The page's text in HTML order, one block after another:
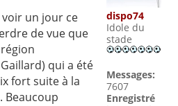
un jour ce
de vue que
qui a été
fort suite à la
Beaucoup
dispo74
Idole du
stade
Messages:
7607
Enregistré